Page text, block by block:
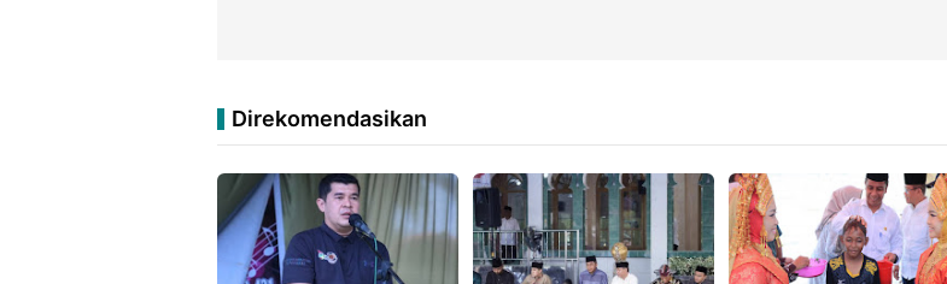
Direkomendasikan